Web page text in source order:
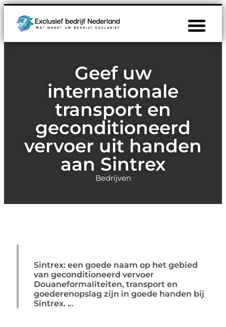
Geef uw
internationale
transport en
geconditioneerd
vervoer uit handen
aan Sintrex
Bedrijven
Sintrex: een goede naam op het gebied
van geconditioneerd vervoer
Douaneformaliteiten, transport en
goederenopslag zijn in goede handen bij
Sintrex. ...